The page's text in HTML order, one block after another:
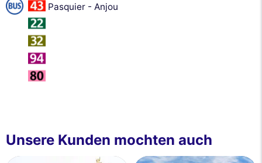
Pasquier - Anjou
Unsere Kunden mochten auch